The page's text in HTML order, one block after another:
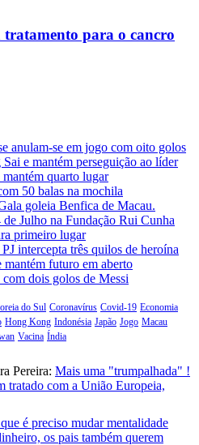
para o cancro
anulam-se em jogo com oito golos
e mantém perseguição ao líder
quarto lugar
50 balas na mochila
goleia Benfica de Macau.
Julho na Fundação Rui Cunha
primeiro lugar
intercepta três quilos de heroína
futuro em aberto
dois golos de Messi
do Sul Coronavírus Covid-19 Economia
Hong Kong Indonésia Japão Jogo Macau
Vacina Índia
Pereira: Mais uma "trumpalhada" !
tratado com a União Europeia,
é preciso mudar mentalidade
os pais também querem